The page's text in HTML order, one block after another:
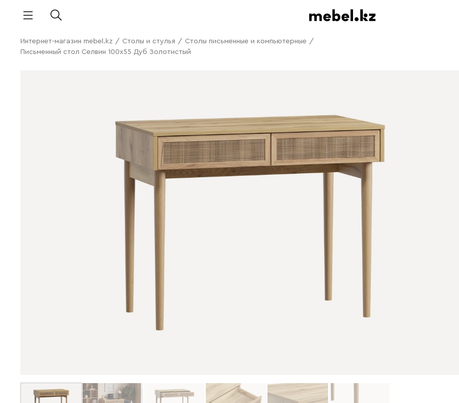
Интернет-магазин mebel.kz / Столы и стулья / Столы письменные и компьютерные /
Письменный стол Селвин 100x55 Дуб Золотистый